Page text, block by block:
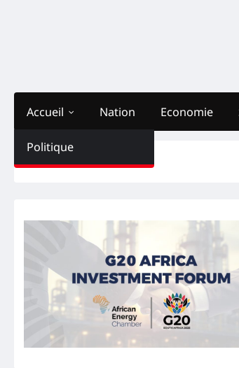
Accueil
Politique
Nation Economie